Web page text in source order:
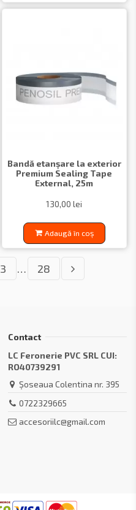
Bandă etanșare la exterior
Premium Sealing Tape
External, 25m
130,00 lei
Adaugă în coș
3 … 28
Contact
LC Feronerie PVC SRL CUI:
RO40739291
Șoseaua Colentina nr. 395
0722329665
accesoriilc@gmail.com